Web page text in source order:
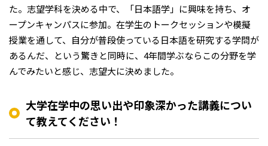
た。志望学科を決める中で、「日本語学」に興味を持ち、オ
ープンキャンパスに参加。在学生のトークセッションや模擬
授業を通して、自分が普段使っている日本語を研究する学問が
あるんだ、という驚きと同時に、4年間学ぶならこの分野を学
んでみたいと感じ、志望大に決めました。
大学在学中の思い出や印象深かった講義につい
て教えてください！